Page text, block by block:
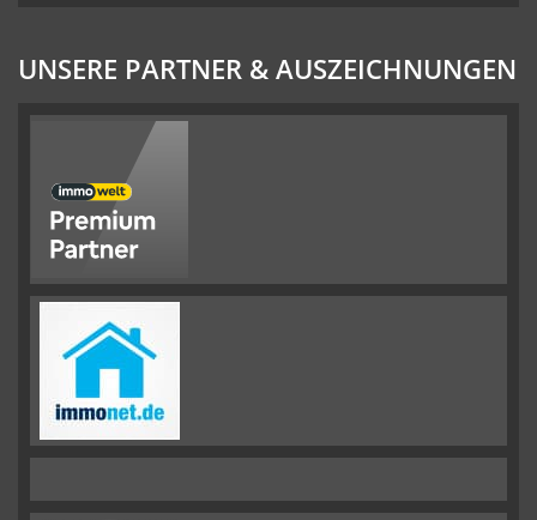
UNSERE PARTNER & AUSZEICHNUNGEN